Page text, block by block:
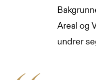
Areal og
undrer